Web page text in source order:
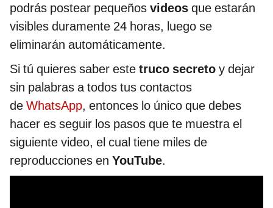
podrás postear pequeños videos que estarán
visibles duramente 24 horas, luego se
eliminarán automáticamente.
Si tú quieres saber este truco secreto y dejar
sin palabras a todos tus contactos
de WhatsApp, entonces lo único que debes
hacer es seguir los pasos que te muestra el
siguiente video, el cual tiene miles de
reproducciones en YouTube.